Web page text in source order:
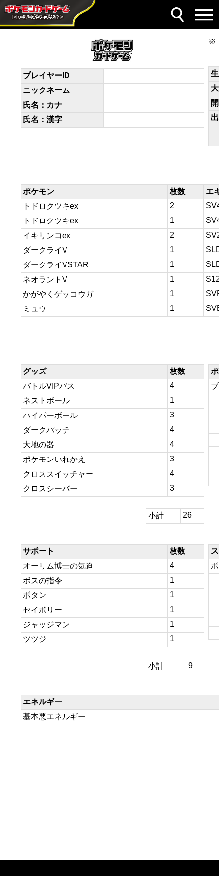
デッキコード
VFk5kk-1QX8vC-VvFVvf
プレイヤーID
ニックネーム
氏名：カナ
氏名：漢字
ポケモン 枚数
エ
トドロクツキex
2
トドロクツキex
1
イキリンコex
2
ダークライV
1
ダークライVSTAR
1
ネオラントV
1
かがやくゲッコウガ
1
ミュウ
1
グッズ
枚数
バトルVIPパス
4
ネストボール
1
ハイパーボール
3
ダークパッチ
4
大地の器
4
ポケモンいれかえ
3
クロススイッチャー
4
クロスシーバー
3
小計 26
サポート
枚数
オーリム博士の気迫
4
ボスの指令
1
ボタン
1
セイボリー
1
ジャッジマン
1
ツツジ
1
小計 9
エネルギー
基本悪エネルギー